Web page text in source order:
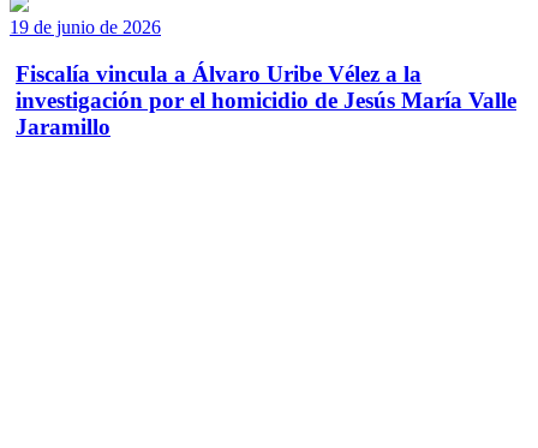
19 de junio de 2026
Fiscalía vincula a Álvaro Uribe Vélez a la
investigación por el homicidio de Jesús María Valle
Jaramillo